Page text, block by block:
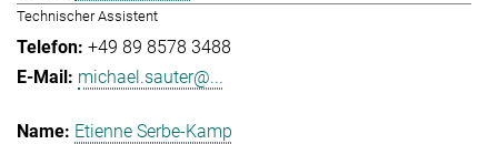
Technischer Assistent
+49 89 8578 3488
michael.sauter@...
Etienne Serbe-Kamp